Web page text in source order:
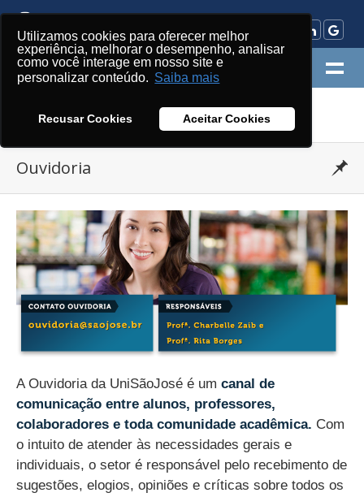
Utilizamos cookies para oferecer melhor
experiência, melhorar o desempenho, analisar
como você interage em nosso site e
personalizar conteúdo. Saiba mais
Recusar Cookies Aceitar Cookies
MENU
UniSãoJosé»Institucional »Ouvidoria
Ouvidoria
A Ouvidoria da UniSãoJosé é um canal de
comunicação entre alunos, professores,
colaboradores e toda comunidade acadêmica. Com
o intuito de atender às necessidades gerais e
individuais, o setor é responsável pelo recebimento de
sugestões, elogios, opiniões e críticas sobre todos os